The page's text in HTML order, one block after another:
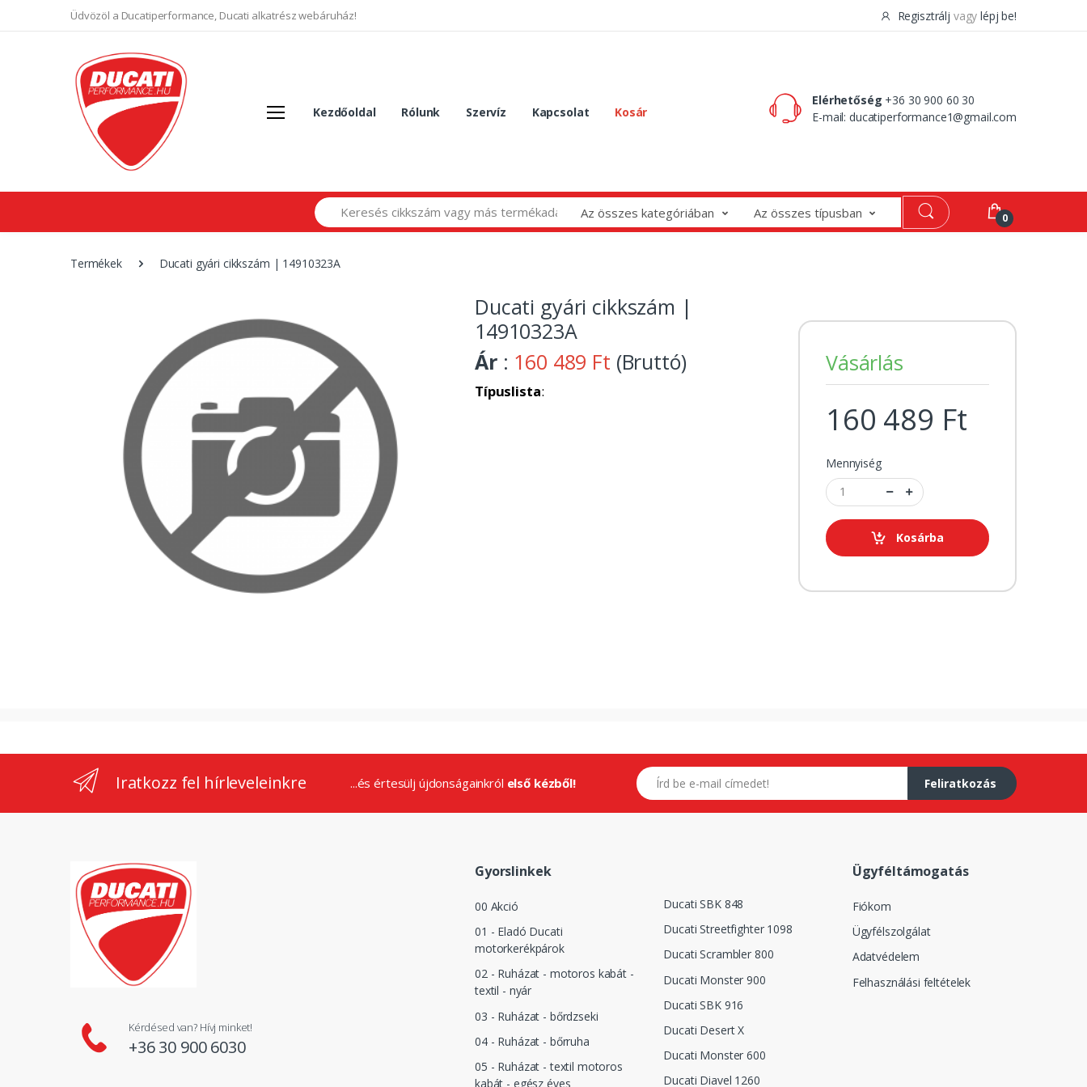
Üdvözöl a Ducatiperformance, Ducati alkatrész webáruház! Regisztrálj vagy lépj be!
Kezdőoldal Rólunk Szervíz Kapcsolat Kosár
Elérhetőség +36 30 900 60 30
E-mail:ducatiperformance1@gmail.com
Search
Az összes kategóriában Az összes típusban 0
Termékek Ducati gyári cikkszám | 14910323A
Ducati gyári cikkszám |
14910323A
Ár : 160 489 Ft (Bruttó)
Típuslista:
Vásárlás
160 489 Ft
Mennyiség
Kosárba
Iratkozz fel hírleveleinkre ...és értesülj újdonságainkról első kézből!
E-mail címed
Feliratkozás
Kérdésed van? Hívj minket!
+36 30 900 6030
Gyorslinkek
00 Akció
01 - Eladó Ducati
motorkerékpárok
02 - Ruházat - motoros kabát -
textil - nyár
03 - Ruházat - bőrdzseki
04 - Ruházat - bőrruha
05 - Ruházat - textil motoros
kabát - egész éves
Ducati SBK 848
Ducati Streetfighter 1098
Ducati Scrambler 800
Ducati Monster 900
Ducati SBK 916
Ducati Desert X
Ducati Monster 600
Ducati Diavel 1260
Ügyféltámogatás
Fiókom
Ügyfélszolgálat
Adatvédelem
Felhasználási feltételek